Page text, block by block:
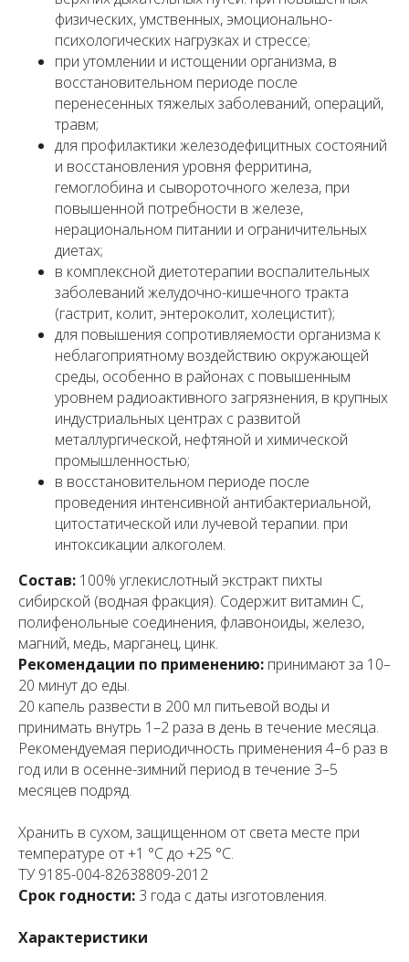
физических, умственных, эмоционально-
психологических нагрузках и стрессе;
при утомлении и истощении организма, в
восстановительном периоде после
перенесенных тяжелых заболеваний, операций,
травм;
для профилактики железодефицитных состояний
и восстановления уровня ферритина,
гемоглобина и сывороточного железа, при
повышенной потребности в железе,
нерациональном питании и ограничительных
диетах;
в комплексной диетотерапии воспалительных
заболеваний желудочно-кишечного тракта
(гастрит, колит, энтероколит, холецистит);
для повышения сопротивляемости организма к
неблагоприятному воздействию окружающей
среды, особенно в районах с повышенным
уровнем радиоактивного загрязнения, в крупных
индустриальных центрах с развитой
металлургической, нефтяной и химической
промышленностью;
в восстановительном периоде после
проведения интенсивной антибактериальной,
цитостатической или лучевой терапии. при
интоксикации алкоголем.
Состав: 100% углекислотный экстракт пихты
сибирской (водная фракция). Содержит витамин С,
полифенольные соединения, флавоноиды, железо,
магний, медь, марганец, цинк.
Рекомендации по применению: принимают за 10–
20 минут до еды.
20 капель развести в 200 мл питьевой воды и
принимать внутрь 1–2 раза в день в течение месяца.
Рекомендуемая периодичность применения 4–6 раз в
год или в осенне-зимний период в течение 3–5
месяцев подряд.
Хранить в сухом, защищенном от света месте при
температуре от +1 °С до +25 °С.
ТУ 9185-004-82638809-2012
Срок годности: 3 года с даты изготовления.
Характеристики